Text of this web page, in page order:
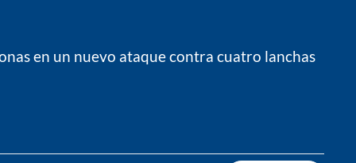
en un nuevo ataque contra cuatro lanchas